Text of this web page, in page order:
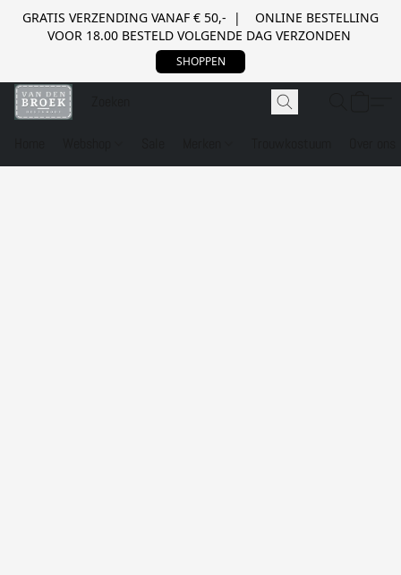
GRATIS VERZENDING VANAF € 50,- | ONLINE BESTELLING
VOOR 18.00 BESTELD VOLGENDE DAG VERZONDEN
SHOPPEN